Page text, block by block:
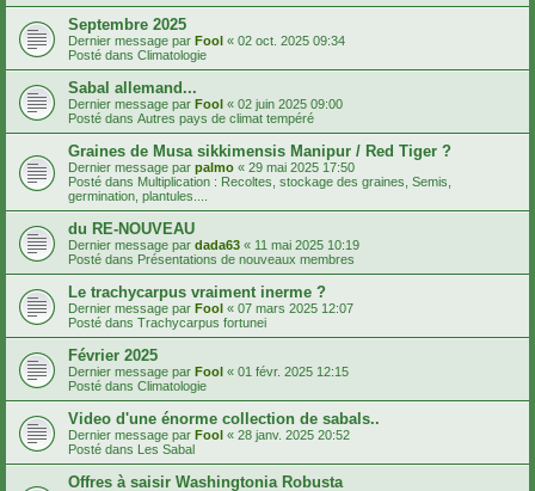
Septembre 2025
Dernier message par Fool « 02 oct. 2025 09:34
Posté dans Climatologie
Sabal allemand...
Dernier message par Fool « 02 juin 2025 09:00
Posté dans Autres pays de climat tempéré
Graines de Musa sikkimensis Manipur / Red Tiger ?
Dernier message par palmo « 29 mai 2025 17:50
Posté dans Multiplication : Recoltes, stockage des graines, Semis,
germination, plantules....
du RE-NOUVEAU
Dernier message par dada63 « 11 mai 2025 10:19
Posté dans Présentations de nouveaux membres
Le trachycarpus vraiment inerme ?
Dernier message par Fool « 07 mars 2025 12:07
Posté dans Trachycarpus fortunei
Février 2025
Dernier message par Fool « 01 févr. 2025 12:15
Posté dans Climatologie
Video d'une énorme collection de sabals..
Dernier message par Fool « 28 janv. 2025 20:52
Posté dans Les Sabal
Offres à saisir Washingtonia Robusta